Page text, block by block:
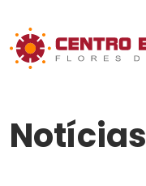
Notícias